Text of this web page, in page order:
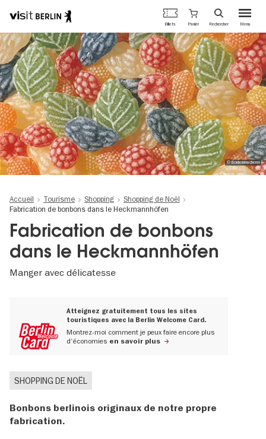
Aller
au
contenu
principal
Portail
officiel
du
tourisme
de
Berlin
Menu
Billets Panier Rechercher
© Bonbonmacherei
Accueil Tourisme Shopping
Shopping de Noël
Fabrication de bonbons dans le Heckmannhöfen
Fabrication de bonbons
dans le Heckmannhöfen
Manger avec délicatesse
Atteignez gratuitement tous les sites
touristiques avec la Berlin Welcome Card.
Montrez-moi comment je peux faire encore plus
d'économies en savoir plus
SHOPPING DE NOËL
Bonbons berlinois originaux de notre propre
fabrication.